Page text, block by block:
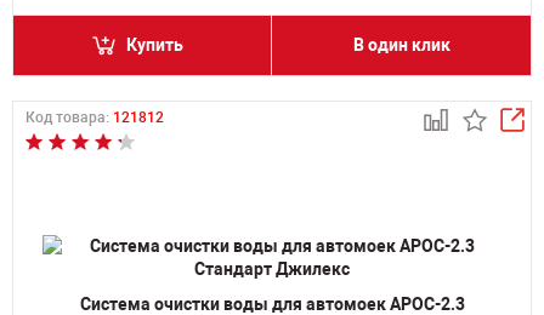
Купить В один клик
Код товара: 121812
Система очистки воды для автомоек АРОС-2.3